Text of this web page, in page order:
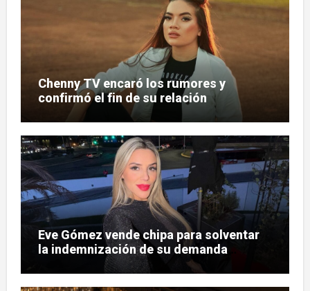
Chenny TV encaró los rumores y
confirmó el fin de su relación
Eve Gómez vende chipa para solventar
la indemnización de su demanda